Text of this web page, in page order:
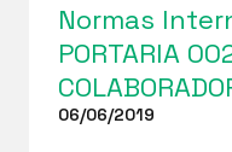
Normas
PORTARIA
06/06/2019